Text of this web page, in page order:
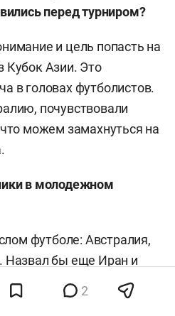
перед турниром?
и цель попасть на
Кубок Азии. Это
в головах футболистов.
почувствовали
можем замахнуться на
в молодежном
футболе: Австралия,
Назвал бы еще Иран и
2